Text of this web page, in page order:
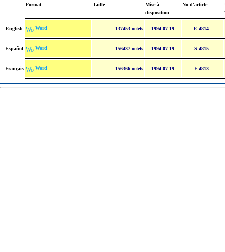
Format Taille
Mise à
disposition
No d'article
English Word 137453 octets 1994-07-19 E 4814
Español Word 156437 octets 1994-07-19 S 4815
Français Word 156366 octets 1994-07-19 F 4813